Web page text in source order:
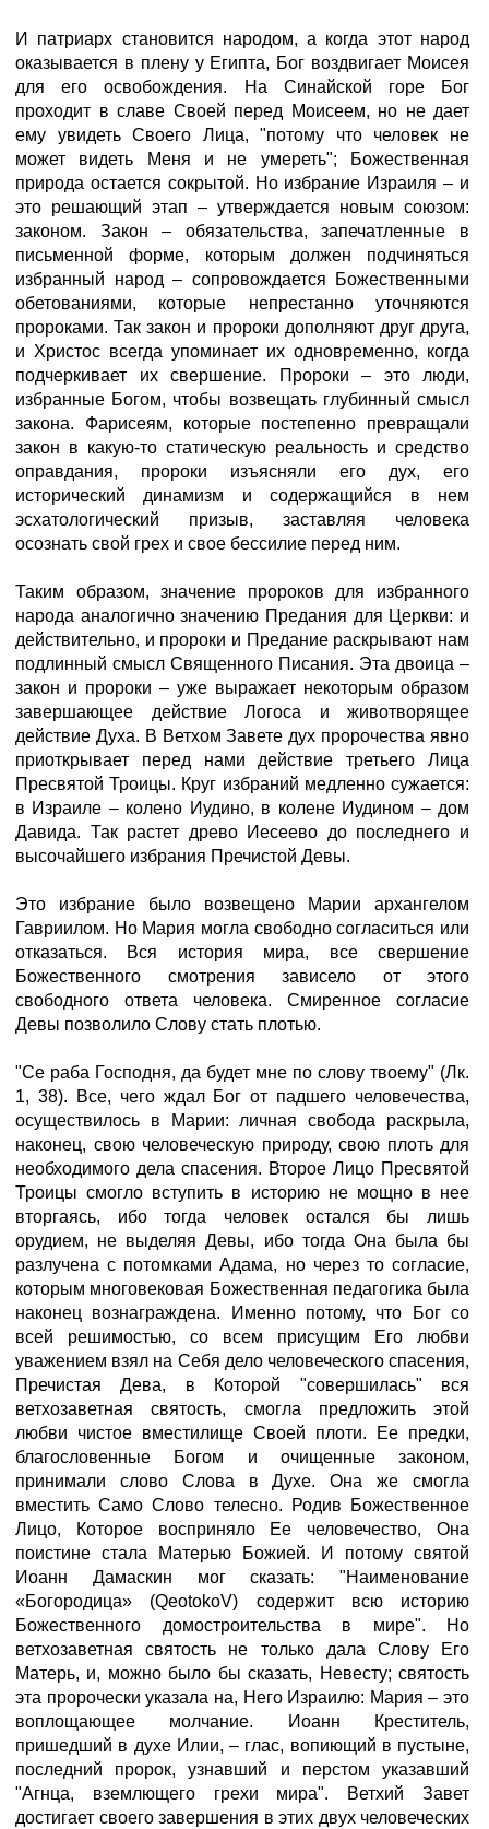
И патриарх становится народом, а когда этот народ
оказывается в плену у Египта, Бог воздвигает Моисея
для его освобождения. На Синайской горе Бог
проходит в славе Своей перед Моисеем, но не дает
ему увидеть Своего Лица, "потому что человек не
может видеть Меня и не умереть"; Божественная
природа остается сокрытой. Но избрание Израиля – и
это решающий этап – утверждается новым союзом:
законом. Закон – обязательства, запечатленные в
письменной форме, которым должен подчиняться
избранный народ – сопровождается Божественными
обетованиями, которые непрестанно уточняются
пророками. Так закон и пророки дополняют друг друга,
и Христос всегда упоминает их одновременно, когда
подчеркивает их свершение. Пророки – это люди,
избранные Богом, чтобы возвещать глубинный смысл
закона. Фарисеям, которые постепенно превращали
закон в какую-то статическую реальность и средство
оправдания, пророки изъясняли его дух, его
исторический динамизм и содержащийся в нем
эсхатологический призыв, заставляя человека
осознать свой грех и свое бессилие перед ним.
Таким образом, значение пророков для избранного
народа аналогично значению Предания для Церкви: и
действительно, и пророки и Предание раскрывают нам
подлинный смысл Священного Писания. Эта двоица –
закон и пророки – уже выражает некоторым образом
завершающее действие Логоса и животворящее
действие Духа. В Ветхом Завете дух пророчества явно
приоткрывает перед нами действие третьего Лица
Пресвятой Троицы. Круг избраний медленно сужается:
в Израиле – колено Иудино, в колене Иудином – дом
Давида. Так растет древо Иесеево до последнего и
высочайшего избрания Пречистой Девы.
Это избрание было возвещено Марии архангелом
Гавриилом. Но Мария могла свободно согласиться или
отказаться. Вся история мира, все свершение
Божественного смотрения зависело от этого
свободного ответа человека. Смиренное согласие
Девы позволило Слову стать плотью.
"Се раба Господня, да будет мне по слову твоему" (Лк.
1, 38). Все, чего ждал Бог от падшего человечества,
осуществилось в Марии: личная свобода раскрыла,
наконец, свою человеческую природу, свою плоть для
необходимого дела спасения. Второе Лицо Пресвятой
Троицы смогло вступить в историю не мощно в нее
вторгаясь, ибо тогда человек остался бы лишь
орудием, не выделяя Девы, ибо тогда Она была бы
разлучена с потомками Адама, но через то согласие,
которым многовековая Божественная педагогика была
наконец вознаграждена. Именно потому, что Бог со
всей решимостью, со всем присущим Его любви
уважением взял на Себя дело человеческого спасения,
Пречистая Дева, в Которой "совершилась" вся
ветхозаветная святость, смогла предложить этой
любви чистое вместилище Своей плоти. Ее предки,
благословенные Богом и очищенные законом,
принимали слово Слова в Духе. Она же смогла
вместить Само Слово телесно. Родив Божественное
Лицо, Которое восприняло Ее человечество, Она
поистине стала Матерью Божией. И потому святой
Иоанн Дамаскин мог сказать: "Наименование
«Богородица» (QeotokoV) содержит всю историю
Божественного домостроительства в мире". Но
ветхозаветная святость не только дала Слову Его
Матерь, и, можно было бы сказать, Невесту; святость
эта пророчески указала на, Него Израилю: Мария – это
воплощающее молчание. Иоанн Креститель,
пришедший в духе Илии, – глас, вопиющий в пустыне,
последний пророк, узнавший и перстом указавший
"Агнца, вземлющего грехи мира". Ветхий Завет
достигает своего завершения в этих двух человеческих